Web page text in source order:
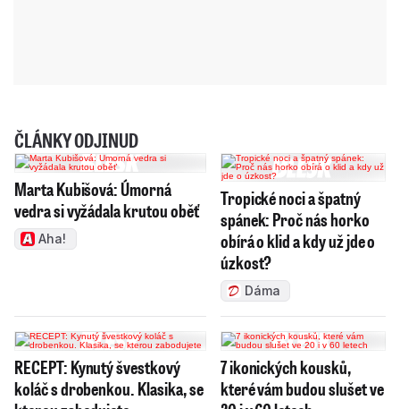
ČLÁNKY ODJINUD
Marta Kubišová: Úmorná
vedra si vyžádala krutou oběť
Aha!
Tropické noci a špatný
spánek: Proč nás horko
obírá o klid a kdy už jde o
úzkost?
Dáma
RECEPT: Kynutý švestkový
koláč s drobenkou. Klasika, se
7 ikonických kousků,
které vám budou slušet ve